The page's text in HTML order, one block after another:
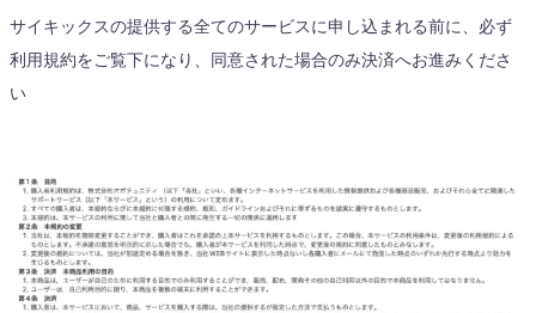
サイキックスの提供する全てのサービスに申し込まれる前に、必ず
利用規約をご覧下になり、同意された場合のみ決済へお進みくださ
い